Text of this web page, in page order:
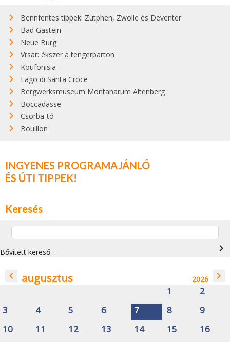
Bennfentes tippek: Zutphen, Zwolle és Deventer
Bad Gastein
Neue Burg
Vrsar: ékszer a tengerparton
Koufonisia
Lago di Santa Croce
Bergwerksmuseum Montanarum Altenberg
Boccadasse
Csorba-tó
Bouillon
INGYENES PROGRAMAJÁNLÓ
ÉS ÚTI TIPPEK!
Keresés
Bővített kereső… navigate_next
navigate_before augusztus 2026 navigate_next
1
2
3
4 5 6 7 8
9
10
11 12 13 14 15
16